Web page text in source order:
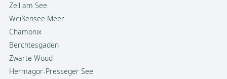
Zell am See
Weißensee Meer
Chamonix
Berchtesgaden
Zwarte Woud
Hermagor-Presseger See